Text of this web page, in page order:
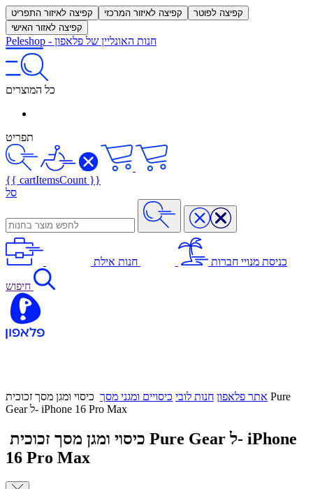
קפיצה לאיזור התפריט קפיצה לאיזור המרכזי
קפיצה לפוטר
קפיצה לאזור האישי
Peleshop - חנות האונליין של פלאפון
כל המוצרים
תפריט
{{ cartItemsCount }}
סל
כניסת מנויי חברות חנות אילת
חיפוש
אתר פלאפון חנות לובי כיסויים ומגני מסך כיסוי ומגן מסך זכוכית Pure
Gear ל- iPhone 16 Pro Max
16 Pro Max